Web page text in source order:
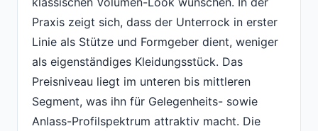
Praxis zeigt sich, dass der Unterrock in erster
Linie als Stütze und Formgeber dient, weniger
als eigenständiges Kleidungsstück. Das
Preisniveau liegt im unteren bis mittleren
Segment, was ihn für Gelegenheits- sowie
Anlass-Profilspektrum attraktiv macht. Die